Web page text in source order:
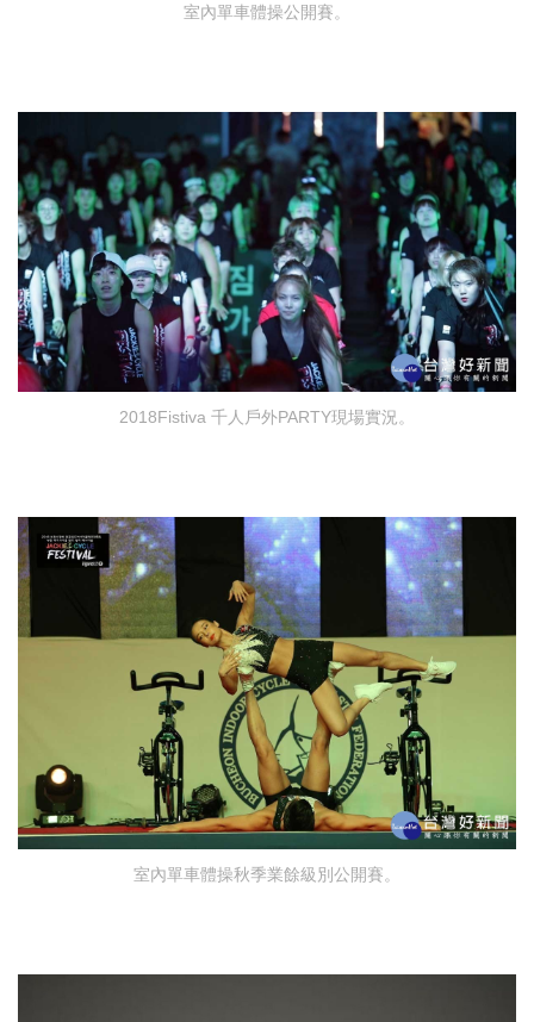
室內單車體操公開賽。
2018Fistiva 千人戶外PARTY現場實況。
室內單車體操秋季業餘級別公開賽。